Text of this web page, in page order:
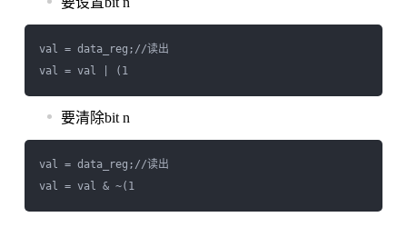
val = data_reg;//读出
val = val | (1
要清除bit n
val = data_reg;//读出
val = val & ~(1